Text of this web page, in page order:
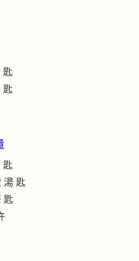
匙
匙
匙
湯 匙
匙